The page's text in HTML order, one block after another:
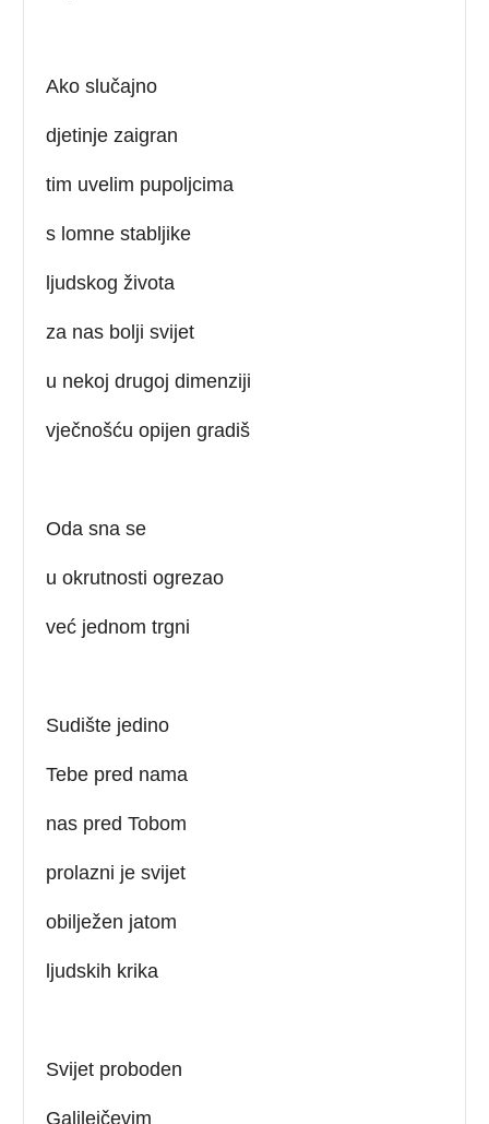
Ako slučajno
djetinje zaigran
tim uvelim pupoljcima
s lomne stabljike
ljudskog života
za nas bolji svijet
u nekoj drugoj dimenziji
vječnošću opijen gradiš
Oda sna se
u okrutnosti ogrezao
već jednom trgni
Sudište jedino
Tebe pred nama
nas pred Tobom
prolazni je svijet
obilježen jatom
ljudskih krika
Svijet proboden
Galilejčevim